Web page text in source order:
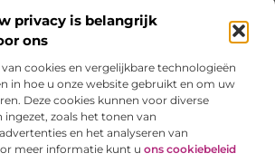
privacy is belangrijk
ons
cookies en vergelijkbare technologieën
in hoe u onze website gebruikt en om uw
Deze cookies kunnen voor diverse
zoals het tonen van
en het analyseren van
meer informatie kunt u ons cookiebeleid
verhaal te delen, gratis en eenvoudig.
blogs en artikelen die alles uit het
van persoonlijke verhalen tot
praktische tips.